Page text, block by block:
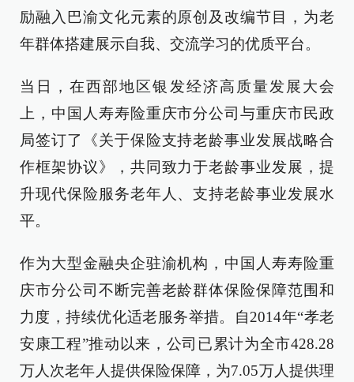
励融入巴渝文化元素的原创及改编节目，为老
年群体搭建展示自我、交流学习的优质平台。
当日，在西部地区银发经济高质量发展大会
上，中国人寿寿险重庆市分公司与重庆市民政
局签订了《关于保险支持老龄事业发展战略合
作框架协议》，共同致力于老龄事业发展，提
升现代保险服务老年人、支持老龄事业发展水
平。
作为大型金融央企驻渝机构，中国人寿寿险重
庆市分公司不断完善老龄群体保险保障范围和
力度，持续优化适老服务举措。自2014年“孝老
安康工程”推动以来，公司已累计为全市428.28
万人次老年人提供保险保障，为7.05万人提供理